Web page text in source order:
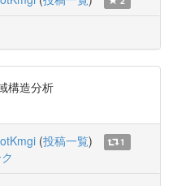
構造分析
(投稿一覧)
1